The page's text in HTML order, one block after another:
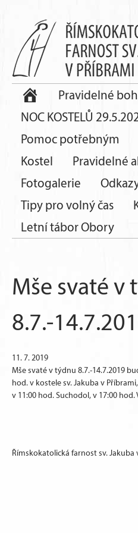
Pravidelné
NOC KOSTELŮ
Pomoc potřebným
Kostel
Pravidelné
Fotogalerie
Tipy pro volný čas
Letní tábor Obory
Mše svaté v
8.7.-
11. 7. 2019
Mše svaté v týdnu 8.7.-14.7.2019
hod. v kostele sv. Jakuba v
v 11:00 hod. Suchodol, v 17:00 hod.
Římskokatolická farnost sv. Jakuba